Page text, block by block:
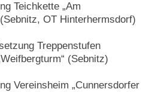
Teichkette „Am
OT Hinterhermsdorf)
Treppenstufen
(Sebnitz)
Vereinsheim „Cunnersdorfer